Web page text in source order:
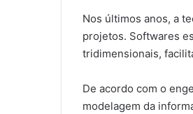
Nos últimos anos, a
projetos. Softwares
tridimensionais,
De acordo com o
modelagem da